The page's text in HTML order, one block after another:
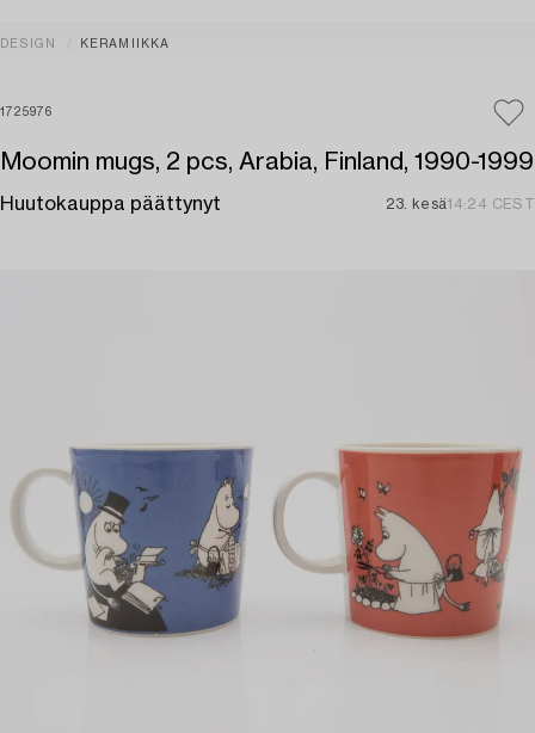
DESIGN KERAMIIKKA
1725976
Moomin mugs, 2 pcs, Arabia, Finland, 1990-1999
Huutokauppa päättynyt 23. kesä14:24 CEST